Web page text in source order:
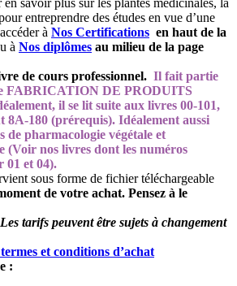
savoir plus sur les plantes médicinales, la
entreprendre des études en vue d’une
à Nos Certifications en haut de la
à Nos diplômes au milieu de la page
de cours professionnel. Il fait partie
FABRICATION DE PRODUITS
il se lit suite aux livres 00-101,
8A-180 (prérequis). Idéalement aussi
de pharmacologie végétale et
(Voir nos livres dont les numéros
01 et 04).
sous forme de fichier téléchargeable
de votre achat. Pensez à le
tarifs peuvent être sujets à changement
et conditions d’achat
: